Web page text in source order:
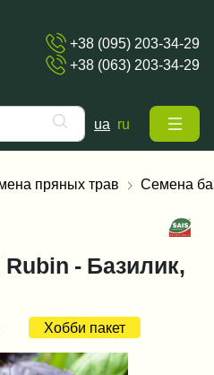
+38 (095) 203-34-29
+38 (063) 203-34-29
ua ru
пряных трав Семена
- Базилик,
Хобби пакет